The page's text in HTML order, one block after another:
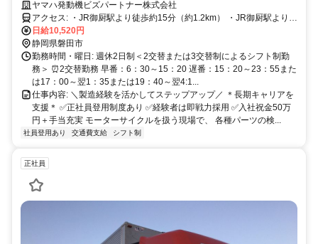
ヤマハ発動機ビズパートナー株式会社
アクセス: ・JR御厨駅より徒歩約15分（約1.2km） ・JR御厨駅よりタ
クシーで約5分（約1.2km） ・JR磐田駅よりタクシー約10分 ・JR磐
田駅前バスターミナル1番のりば遠鉄バス「城之崎経由磐田営業所」
行き「ヤマハ発動機前」下車
日給10,520円
静岡県磐田市
勤務時間・曜日: 週休2日制＜2交替または3交替制によるシフト制勤
務＞ ⏰2交替勤務 早番：6：30～15：20 遅番：15：20～23：55また
は17：00～翌1：35または19：40～翌4:1...
仕事内容: ＼製造経験を活かしてステップアップ／ ＊長期キャリアを
支援＊ ✅正社員登用制度あり ✅経験者は即戦力採用 ✅入社祝金50万
円＋手当充実 モーターサイクルを扱う現場で、 各種パーツの検...
社員登用あり 交通費支給 シフト制
正社員